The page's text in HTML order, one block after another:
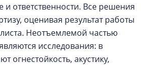
и ответственности. Все решения
оценивая результат работы
Неотъемлемой частью
исследования: в
огнестойкость, акустику,